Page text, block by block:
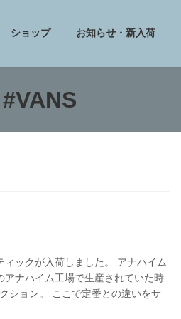
ショップ お知らせ・新入荷
#VANS
ックが入荷しました。 アナハイム
アナハイム工場で生産されていた時
ション。 ここで定番との違いをサ